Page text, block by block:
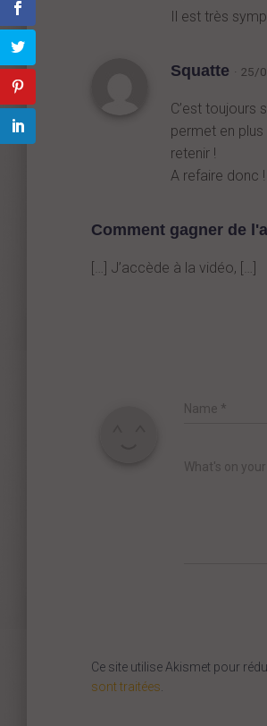
Il est très
Squatte · 25/
C’est toujours
permet en plus
retenir !
A refaire donc !
Comment gagner de
[…] J’accède à la vidéo, […]
Name *
What's on
Ce site utilise Akismet pour
sont traitées